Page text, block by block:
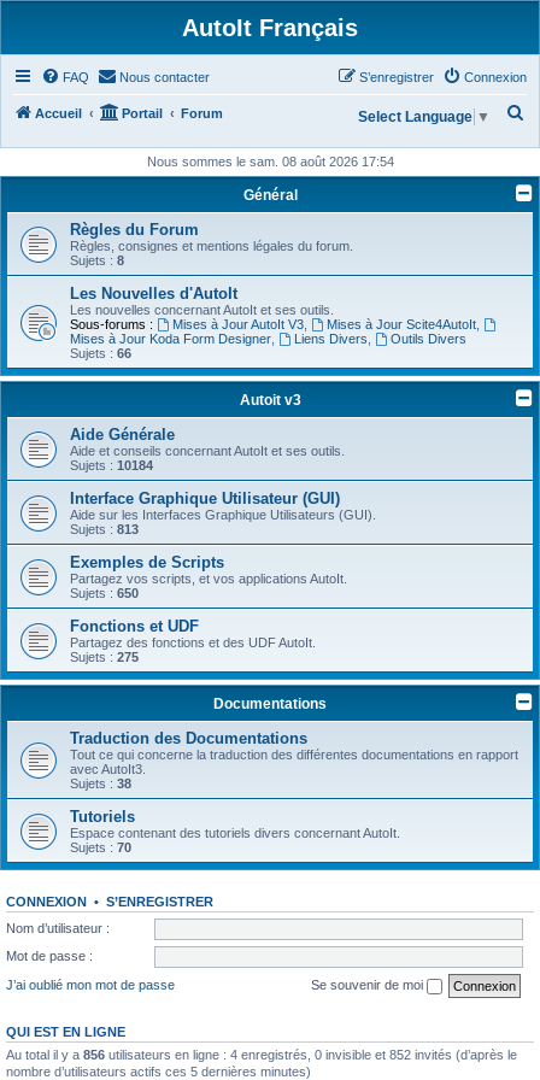
AutoIt Français
FAQ Nous contacter Connexion
S’enregistrer
Accueil Portail Forum
h
r
Select Language ▼
Nous sommes le sam. 08 août 2026 17:54
Général
Règles du Forum
Règles, consignes et mentions légales du forum.
Sujets : 8
Les Nouvelles d'AutoIt
Les nouvelles concernant AutoIt et ses outils.
Sous-forums :
Mises à Jour AutoIt V3, Mises à Jour Scite4AutoIt,
Mises à Jour Koda Form Designer
Liens Divers
Outils Divers
Sujets : 66
Autoit v3
Aide Générale
Aide et conseils concernant AutoIt et ses outils.
Sujets : 10184
Interface Graphique Utilisateur (GUI)
Aide sur les Interfaces Graphique Utilisateurs (GUI).
Sujets : 813
Exemples de Scripts
Partagez vos scripts, et vos applications AutoIt.
Sujets : 650
Fonctions et UDF
Partagez des fonctions et des UDF AutoIt.
Sujets : 275
Documentations
Traduction des Documentations
Tout ce qui concerne la traduction des différentes documentations en rapport
avec AutoIt3.
Sujets : 38
Tutoriels
Espace contenant des tutoriels divers concernant AutoIt.
Sujets : 70
CONNEXION • S’ENREGISTRER
Nom d’utilisateur :
Mot de passe :
J’ai oublié mon mot de passe
Se souvenir de moi
QUI EST EN LIGNE
Au total il y a 856 utilisateurs en ligne : 4 enregistrés, 0 invisible et 852 invités (d’après le
nombre d’utilisateurs actifs ces 5 dernières minutes)